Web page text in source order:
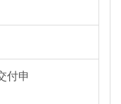
付申